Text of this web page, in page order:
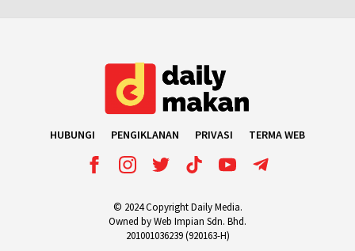
HUBUNGI PENGIKLANAN PRIVASI TERMA WEB
© 2024 Copyright Daily Media.
Owned by Web Impian Sdn. Bhd.
201001036239 (920163-H)